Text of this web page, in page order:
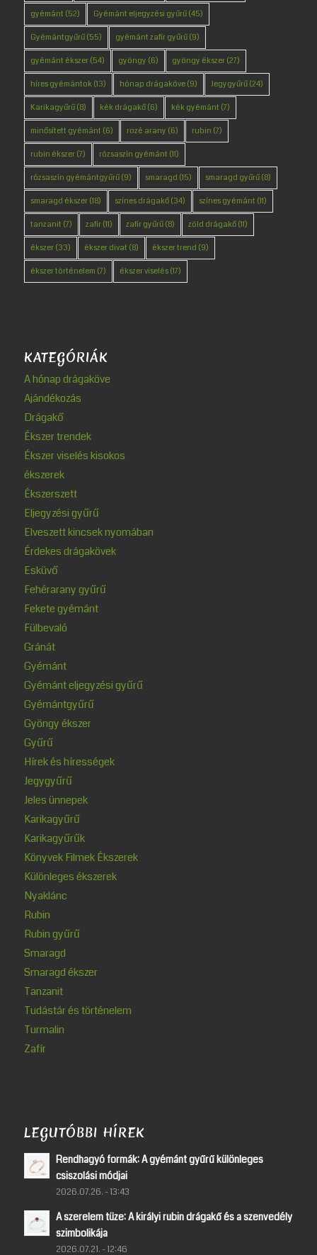
gyémánt (52) Gyémánt eljegyzési gyűrű(45)
Gyémántgyűrű(55) gyémánt zafír gyűrű(9)
gyémánt ékszer(54) gyöngy (6) gyöngy ékszer(27)
híres gyémántok(13) hónap drágaköve(9) Jegygyűrű(24)
Karikagyűrű(8) kék drágakő(6) kék gyémánt (7)
minősített gyémánt (6) rozé arany (6) rubin (7)
rubin ékszer(7) rózsaszín gyémánt (11)
rózsaszín gyémántgyűrű(9) smaragd (15) smaragd gyűrű(8)
smaragd ékszer(18) színes drágakő(34) színes gyémánt (11)
tanzanit (7) zafír(11) zafír gyűrű(8) zöld drágakő(11)
ékszer(33) ékszer divat (8) ékszer trend (9)
ékszer történelem (7) ékszer viselés(17)
KATEGÓRIÁK
A hónap drágaköve
Ajándékozás
Drágakő
Ékszer trendek
Ékszer viselés kisokos
ékszerek
Ékszerszett
Eljegyzési gyűrű
Elveszett kincsek nyomában
Érdekes drágakövek
Esküvő
Fehérarany gyűrű
Fekete gyémánt
Fülbevaló
Gránát
Gyémánt
Gyémánt eljegyzési gyűrű
Gyémántgyűrű
Gyöngy ékszer
Gyűrű
Hírek és hírességek
Jegygyűrű
Jeles ünnepek
Karikagyűrű
Karikagyűrűk
Könyvek Filmek Ékszerek
Különleges ékszerek
Nyaklánc
Rubin
Rubin gyűrű
Smaragd
Smaragd ékszer
Tanzanit
Tudástár és történelem
Turmalin
Zafír
LEGUTÓBBI HÍREK
Rendhagyó formák: A gyémánt gyűrű különleges
csiszolási módjai
2026.07.26. - 13:43
A szerelem tüze: A királyi rubin drágakő és a szenvedély
szimbolikája
2026.07.21. - 12:46